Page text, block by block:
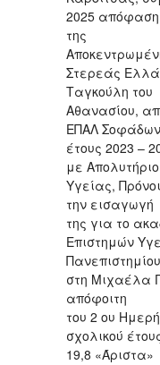
2025
της
Στερεάς
Ταγκούλη του
Αθανασίου,
ΕΠΑΛ Σοφάδων
έτους 2023 –
με
Υγείας,
την εισαγωγή
της για το
Επιστημών
στη Μιχαέλα
απόφοιτη
του 2 ου
σχολικού
19,8 «Άριστα»